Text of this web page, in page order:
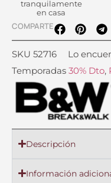
tranquilamente
en casa
COMPARTE
SKU 52716 Lo
Temporadas 30% Dto,
Descripción
Información